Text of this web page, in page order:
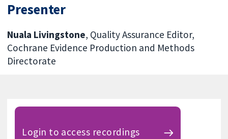
Presenter
Nuala Livingstone, Quality Assurance Editor,
Cochrane Evidence Production and Methods
Directorate
Login to access recordings